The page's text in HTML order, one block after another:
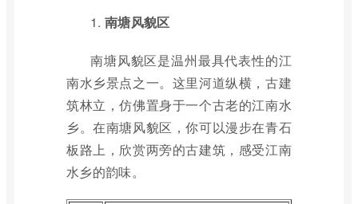
1. 南塘风貌区
南塘风貌区是温州最具代表性的江
南水乡景点之一。这里河道纵横，古建
筑林立，仿佛置身于一个古老的江南水
乡。在南塘风貌区，你可以漫步在青石
板路上，欣赏两旁的古建筑，感受江南
水乡的韵味。